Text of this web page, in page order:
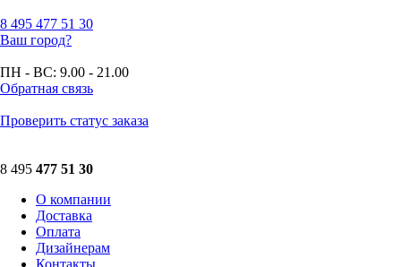
8 495 477 51 30
Ваш город?
ПН - ВС: 9.00 - 21.00
Обратная связь
Проверить статус заказа
8 495 477 51 30
О компании
Доставка
Оплата
Дизайнерам
Контакты